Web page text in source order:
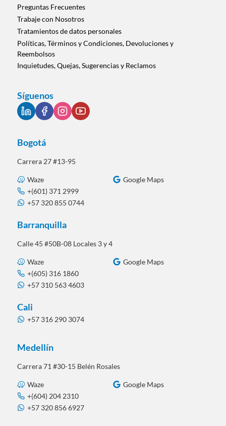
Preguntas Frecuentes
Trabaje con Nosotros
Tratamientos de datos personales
Políticas, Términos y Condiciones, Devoluciones y
Reembolsos
Inquietudes, Quejas, Sugerencias y Reclamos
Síguenos
Bogotá
Carrera 27 #13-95
Waze
Google Maps
+(601) 371 2999
+57 320 855 0744
Barranquilla
Calle 45 #50B-08 Locales 3 y 4
Waze
Google Maps
+(605) 316 1860
+57 310 563 4603
Cali
+57 316 290 3074
Medellín
Carrera 71 #30-15 Belén Rosales
Waze
Google Maps
+(604) 204 2310
+57 320 856 6927